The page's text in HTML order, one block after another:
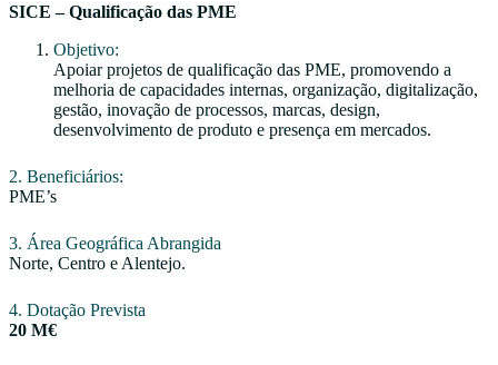
SICE – Qualificação das PME
Objetivo:
Apoiar projetos de qualificação das PME, promovendo a
melhoria de capacidades internas, organização, digitalização,
gestão, inovação de processos, marcas, design,
desenvolvimento de produto e presença em mercados.
2. Beneficiários:
PME’s
3. Área Geográfica Abrangida
Norte, Centro e Alentejo.
4. Dotação Prevista
20 M€